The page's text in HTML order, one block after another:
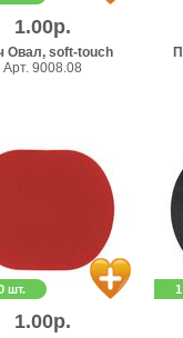
1.00р.
Овал, soft-touch
Арт. 9008.08
шт.
1.00р.